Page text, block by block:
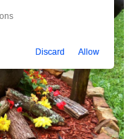
Discard Allow